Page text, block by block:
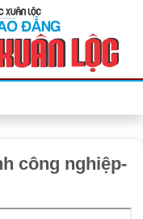
công nghiệp-